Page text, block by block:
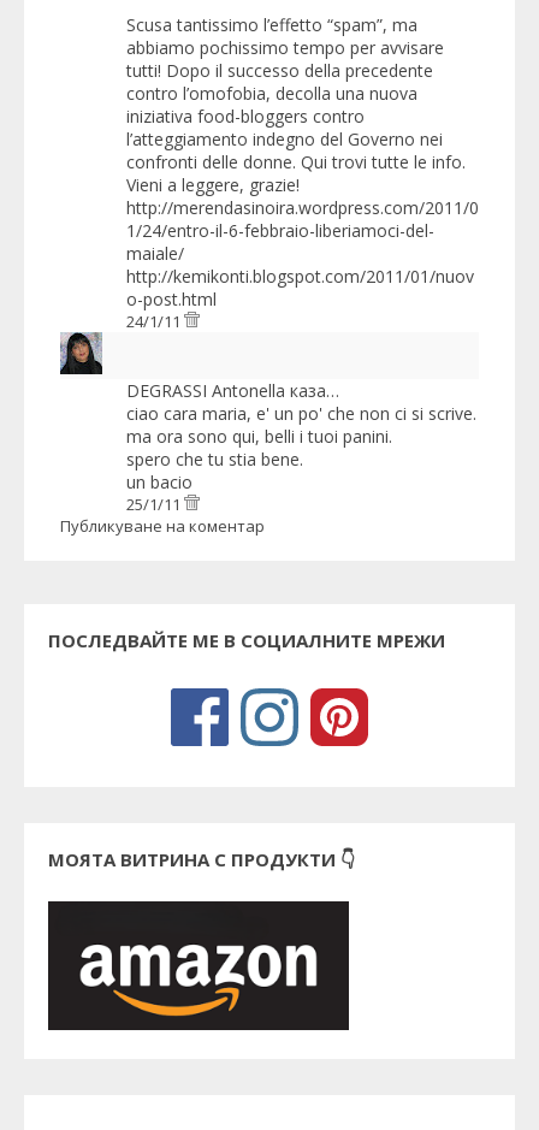
Scusa tantissimo l’effetto “spam”, ma
abbiamo pochissimo tempo per avvisare
tutti! Dopo il successo della precedente
contro l’omofobia, decolla una nuova
iniziativa food-bloggers contro
l’atteggiamento indegno del Governo nei
confronti delle donne. Qui trovi tutte le info.
Vieni a leggere, grazie!
http://merendasinoira.wordpress.com/2011/0
1/24/entro-il-6-febbraio-liberiamoci-del-
maiale/
http://kemikonti.blogspot.com/2011/01/nuov
o-post.html
24/1/11
DEGRASSI Antonella каза…
ciao cara maria, e' un po' che non ci si scrive.
ma ora sono qui, belli i tuoi panini.
spero che tu stia bene.
un bacio
25/1/11
Публикуване на коментар
ПОСЛЕДВАЙТЕ МЕ В СОЦИАЛНИТЕ МРЕЖИ
МОЯТА ВИТРИНА С ПРОДУКТИ 👇